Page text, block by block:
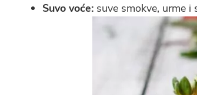
Suvo voće: suve smokve, urme i